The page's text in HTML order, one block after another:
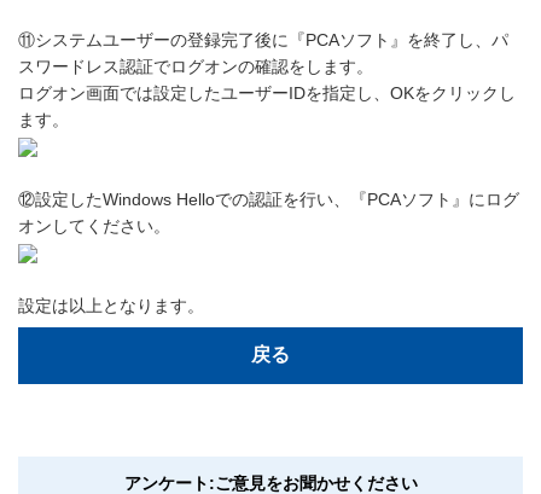
⑪システムユーザーの登録完了後に『PCAソフト』を終了し、パ
スワードレス認証でログオンの確認をします。
ログオン画面では設定したユーザーIDを指定し、OKをクリックし
ます。
⑫設定したWindows Helloでの認証を行い、『PCAソフト』にログ
オンしてください。
設定は以上となります。
戻る
アンケート:ご意見をお聞かせください